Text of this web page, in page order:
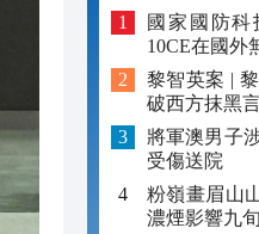
20:40
20:39
國家國防
10CE在國外
黎智英案 |
破西方抹黑
將軍澳男子
受傷送院
粉嶺畫眉山
濃煙影響九